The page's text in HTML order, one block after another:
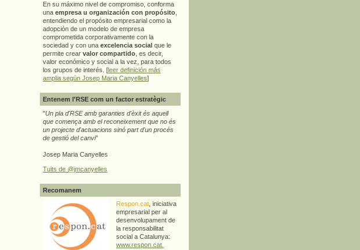
En su máximo nivel de compromiso, conforma
una empresa u organización con propósito
entendiendo el propósito empresarial como la
adopción de un modelo de empresa
comprometida corporativamente con la
sociedad y con una excelencia social que le
permite crear valor compartido , es decir,
valor económico y social a la vez, para todos
los grupos de interés. [leer definición más
amplia según Josep Maria Canyelles]
Entenem l'RSE com un factor estratègic
"Un pla d'RSE amb garanties d'èxit és aquell
que comença amb el reconeixement que no és
un projecte d'actuacions sinó part d'un procés
de gestió del canvi"
Josep Maria Canyelles
Tuits de @jmcanyelles
Recomanem
Respon.cat , iniciativa
empresarial per al
desenvolupament de
la responsabilitat
social a Catalunya:
www.respon.cat.